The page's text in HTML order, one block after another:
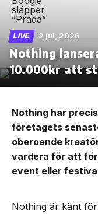
LIVE 2 jul, 2026
Nothing
10.000kr att
Nothing har
företagets
oberoende
vardera för att
event eller
Nothing är känt